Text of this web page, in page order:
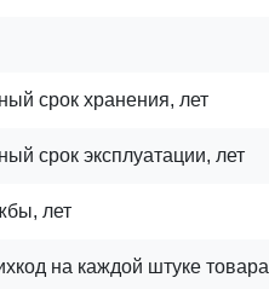
срок хранения, лет
срок эксплуатации, лет
лет
на каждой штуке товара